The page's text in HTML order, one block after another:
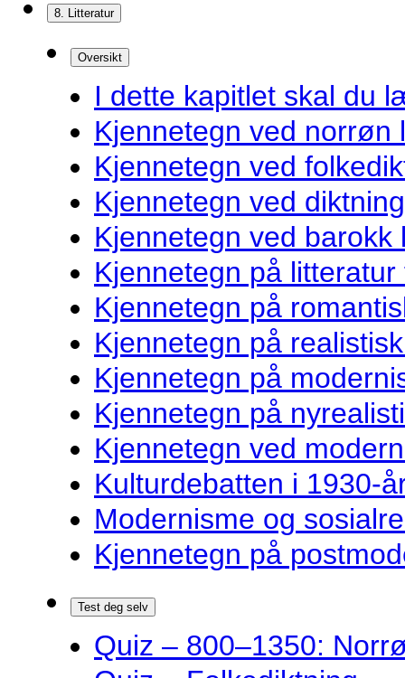
8. Litteratur
Oversikt
I dette kapitlet skal du
Kjennetegn ved norrøn
Kjennetegn ved
Kjennetegn ved
Kjennetegn ved barokk
Kjennetegn på
Kjennetegn på
Kjennetegn på
Kjennetegn på
Kjennetegn på
Kjennetegn ved
Kulturdebatten i 1930-
Modernisme og
Kjennetegn på
Test deg selv
Quiz – 800–1350: